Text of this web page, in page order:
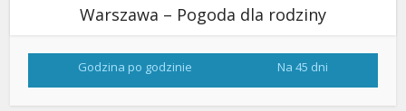
Warszawa – Pogoda dla rodziny
Godzina po godzinie Na 45 dni